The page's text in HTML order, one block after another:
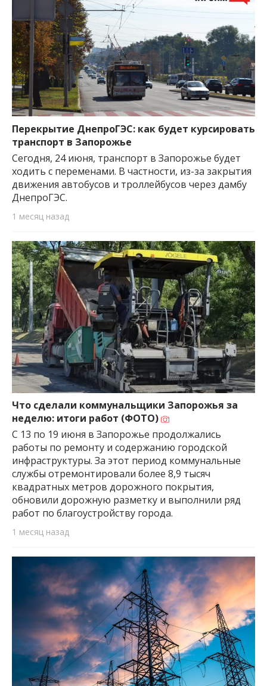
Перекрытие ДнепроГЭС: как будет курсировать
транспорт в Запорожье
Сегодня, 24 июня, транспорт в Запорожье будет
ходить с переменами. В частности, из-за закрытия
движения автобусов и троллейбусов через дамбу
ДнепроГЭС.
1 месяц назад
Что сделали коммунальщики Запорожья за
неделю: итоги работ (ФОТО)
С 13 по 19 июня в Запорожье продолжались
работы по ремонту и содержанию городской
инфраструктуры. За этот период коммунальные
службы отремонтировали более 8,9 тысяч
квадратных метров дорожного покрытия,
обновили дорожную разметку и выполнили ряд
работ по благоустройству города.
1 месяц назад